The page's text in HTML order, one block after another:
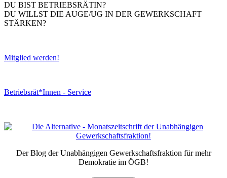
DU BIST BETRIEBSRÄTIN?
DU WILLST DIE AUGE/UG IN DER GEWERKSCHAFT
STÄRKEN?
Mitglied werden!
Betriebsrät*Innen - Service
Der Blog der Unabhängigen Gewerkschaftsfraktion für mehr
Demokratie im ÖGB!